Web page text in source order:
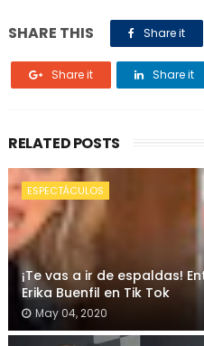
SHARE THIS Share it
Share it Share it
RELATED POSTS
ESPECTÁCULOS
¡Te vas a ir de espaldas!
Erika Buenfil en Tik Tok
May 04, 2020